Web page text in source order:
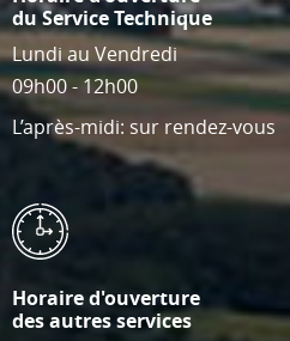
du Service Technique
Lundi au Vendredi
09h00 - 12h00
L’après-midi: sur rendez-vous
Horaire d'ouverture
des autres services